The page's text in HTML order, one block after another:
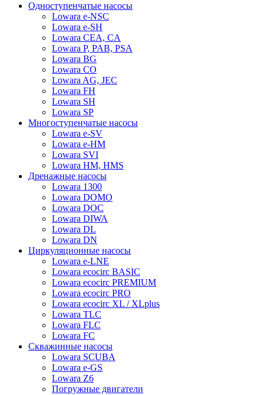
Одноступенчатые насосы
Lowara e-NSC
Lowara e-SH
Lowara CEA, CA
Lowara P, PAB, PSA
Lowara BG
Lowara CO
Lowara AG, JEC
Lowara FH
Lowara SH
Lowara SP
Многоступенчатые насосы
Lowara e-SV
Lowara e-HM
Lowara SVI
Lowara HM, HMS
Дренажные насосы
Lowara 1300
Lowara DOMO
Lowara DOC
Lowara DIWA
Lowara DL
Lowara DN
Циркуляционные насосы
Lowara e-LNE
Lowara ecocirc BASIC
Lowara ecocirc PREMIUM
Lowara ecocirc PRO
Lowara ecocirc XL / XLplus
Lowara TLC
Lowara FLC
Lowara FC
Скважинные насосы
Lowara SCUBA
Lowara e-GS
Lowara Z6
Погружные двигатели